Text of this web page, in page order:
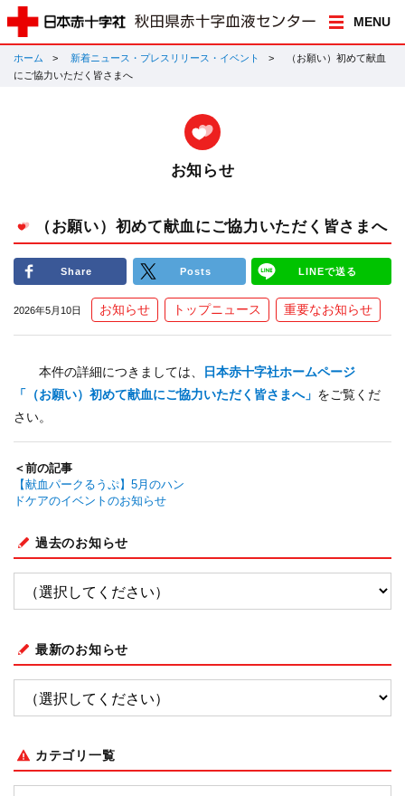
MENU
ホーム 新着ニュース・プレスリリース・イベント
（お願い）初めて献血
にご協力いただく皆さまへ
お知らせ
（お願い）初めて献血にご協力いただく皆さまへ
Share Posts LINEで送る
2026年5月10日 お知らせ トップニュース 重要なお知らせ
本件の詳細につきましては、
日本赤十字社ホームページ
「（お願い）初めて献血にご協力いただく皆さまへ」 をご覧くだ
さい。
＜前の記事
【献血パークるうぷ】5月のハン
ドケアのイベントのお知らせ
過去のお知らせ
最新のお知らせ
カテゴリ一覧